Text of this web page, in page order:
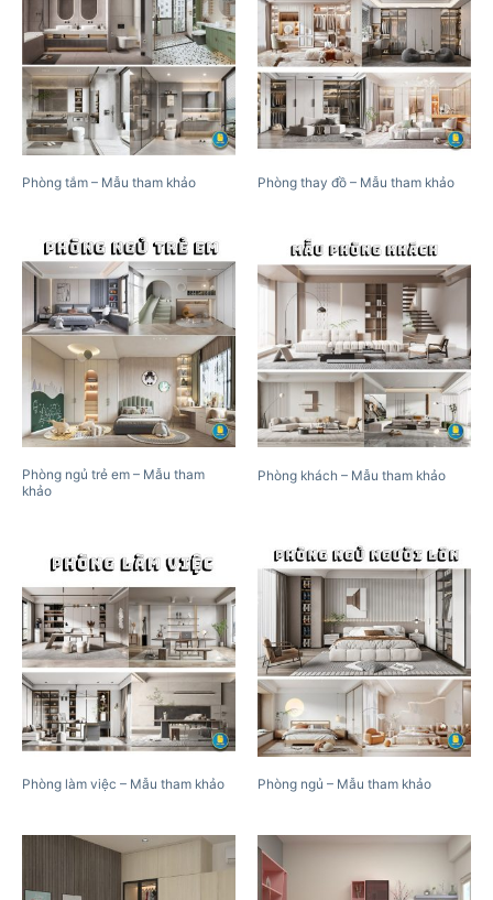
Phòng tắm – Mẫu tham khảo Phòng thay đồ – Mẫu tham khảo
Phòng ngủ trẻ em – Mẫu tham
khảo
Phòng khách – Mẫu tham khảo
Phòng làm việc – Mẫu tham khảo Phòng ngủ – Mẫu tham khảo